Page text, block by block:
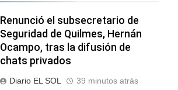
Renunció el subsecretario de
Seguridad de Quilmes, Hernán
Ocampo, tras la difusión de
chats privados
Diario EL SOL 39 minutos atrás